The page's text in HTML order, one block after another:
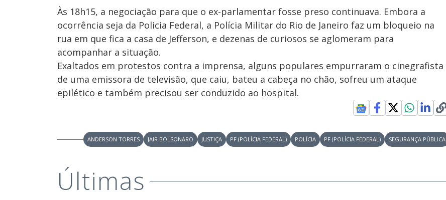
Às 18h15, a negociação para que o ex-parlamentar fosse preso continuava. Embora a
ocorrência seja da Policia Federal, a Polícia Militar do Rio de Janeiro faz um bloqueio na
rua em que fica a casa de Jefferson, e dezenas de curiosos se aglomeram para
acompanhar a situação.
Exaltados em protestos contra a imprensa, alguns populares empurraram o cinegrafista
de uma emissora de televisão, que caiu, bateu a cabeça no chão, sofreu um ataque
epilético e também precisou ser conduzido ao hospital.
ANDERSON TORRES JAIR BOLSONARO JUSTIÇA PF (POLÍCIA FEDERAL) POLÍCIA PF (POLÍCIA FEDERAL) SEGURANÇA PÚBLICA
Últimas